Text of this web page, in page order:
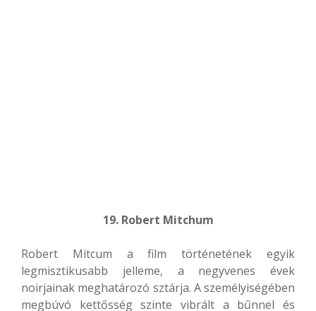
19. Robert Mitchum
Robert Mitcum a film történetének egyik
legmisztikusabb jelleme, a negyvenes évek
noirjainak meghatározó sztárja. A személyiségében
megbúvó kettősség szinte vibrált a bűnnel és